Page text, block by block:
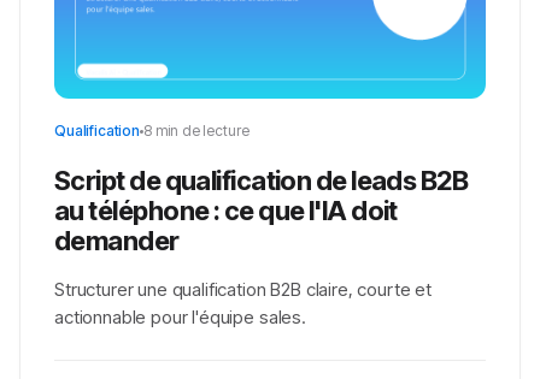
Qualification 8 min de lecture
Script de qualification de leads B2B
au téléphone : ce que l'IA doit
demander
Structurer une qualification B2B claire, courte et
actionnable pour l'équipe sales.